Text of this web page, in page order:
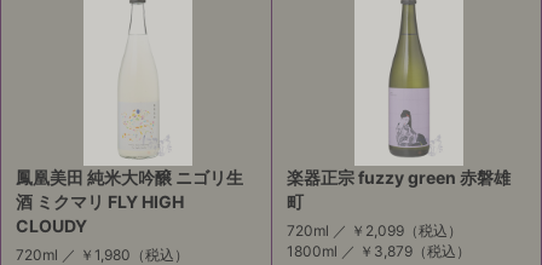
鳳凰美田 純米大吟醸 ニゴリ生
酒 ミクマリ FLY HIGH
CLOUDY
720ml ／ ￥1,980 （税込）
楽器正宗 fuzzy green 赤磐雄
町
720ml ／ ￥2,099（税込）
1800ml ／ ￥3,879（税込）